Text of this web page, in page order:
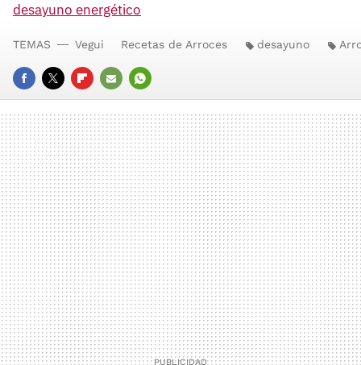
desayuno energético
FACEBOOK
TWITTERFLIPBOARD
E-
MAIL
WHATSAPP
TEMAS Vegui Recetas de Arroces desayuno